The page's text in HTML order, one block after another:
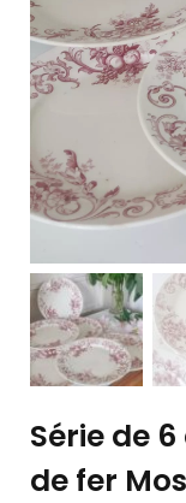
Série de
de fer